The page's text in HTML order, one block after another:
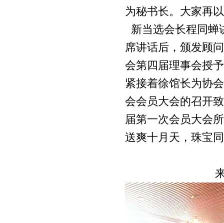
为秘书长。大家再
新当选会长程同蝉
席讲话后，颁发顾
会第四届理事会授
紧接着徐馆长为协
会会员大会的召开
届第一次会员大会
送爽十月天，珠宝